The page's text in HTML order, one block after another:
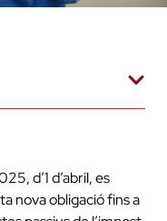
d’1 d’abril, es
nova obligació fins a